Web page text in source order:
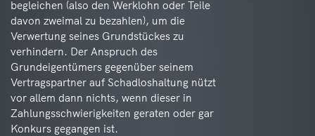
begleichen (also den Werklohn oder Teile
davon zweimal zu bezahlen), um die
Verwertung seines Grundstückes zu
verhindern. Der Anspruch des
Grundeigentümers gegenüber seinem
Vertragspartner auf Schadloshaltung nützt
vor allem dann nichts, wenn dieser in
Zahlungsschwierigkeiten geraten oder gar
Konkurs gegangen ist.